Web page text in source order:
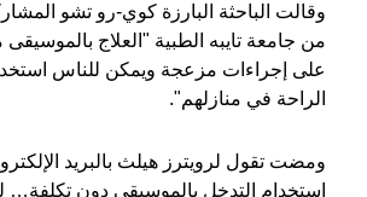
وقالت الباحثة البارزة كوي-رو تشو
من جامعة تايبه الطبية "العلاج
على إجراءات مزعجة ويمكن للناس
الراحة في منازلهم".
ومضت تقول لرويترز هيلث بالبريد
استخدام التدخل بالموسيقى دون